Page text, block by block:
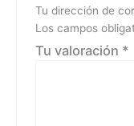
Tu dirección de
Los campos
Tu valoración *